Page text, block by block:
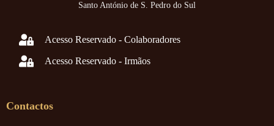
Santo António de S. Pedro do Sul
Acesso Reservado - Colaboradores
Acesso Reservado - Irmãos
Contactos